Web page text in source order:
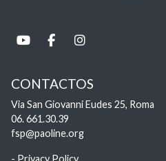
CONTACTOS
Via San Giovanni Eudes 25, Roma
06. 661.30.39
fsp@paoline.org